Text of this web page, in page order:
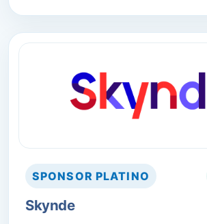
SPONSOR PLATINO
Skynde